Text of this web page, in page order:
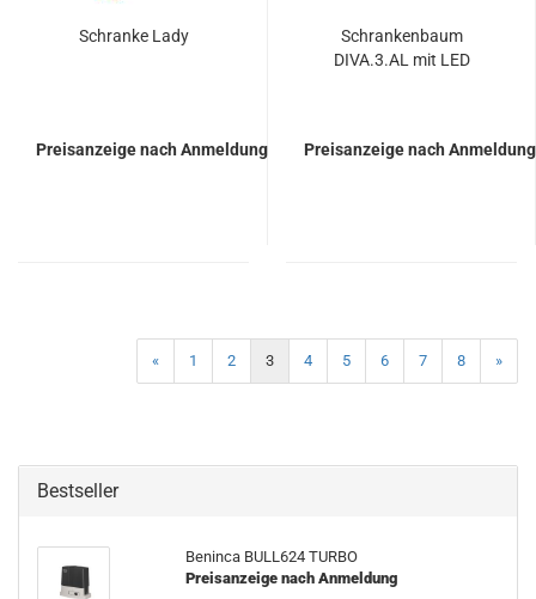
Schran­ke Lady
Preisanzeige nach Anmeldung
Schran­ken­baum
DIVA.3.AL mit LED
Preisanzeige nach Anmeldung
« 1 2 3 4 5 6 7 8 »
Bestseller
Ben­in­ca BULL624 TURBO
Preisanzeige nach Anmeldung